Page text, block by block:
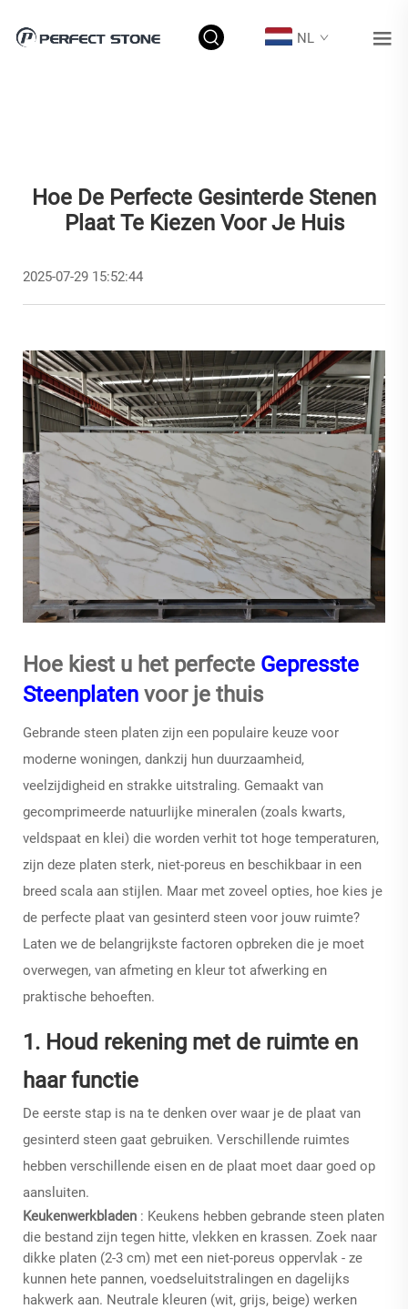
NL
Hoe De Perfecte Gesinterde Stenen
Plaat Te Kiezen Voor Je Huis
2025-07-29 15:52:44
Hoe kiest u het perfecte Gepresste
Steenplaten voor je thuis
Gebrande steen platen zijn een populaire keuze voor
moderne woningen, dankzij hun duurzaamheid,
veelzijdigheid en strakke uitstraling. Gemaakt van
gecomprimeerde natuurlijke mineralen (zoals kwarts,
veldspaat en klei) die worden verhit tot hoge temperaturen,
zijn deze platen sterk, niet-poreus en beschikbaar in een
breed scala aan stijlen. Maar met zoveel opties, hoe kies je
de perfecte plaat van gesinterd steen voor jouw ruimte?
Laten we de belangrijkste factoren opbreken die je moet
overwegen, van afmeting en kleur tot afwerking en
praktische behoeften.
1. Houd rekening met de ruimte en
haar functie
De eerste stap is na te denken over waar je de plaat van
gesinterd steen gaat gebruiken. Verschillende ruimtes
hebben verschillende eisen en de plaat moet daar goed op
aansluiten.
Keukenwerkbladen : Keukens hebben gebrande steen platen
die bestand zijn tegen hitte, vlekken en krassen. Zoek naar
dikke platen (2-3 cm) met een niet-poreus oppervlak - ze
kunnen hete pannen, voedseluitstralingen en dagelijks
hakwerk aan. Neutrale kleuren (wit, grijs, beige) werken